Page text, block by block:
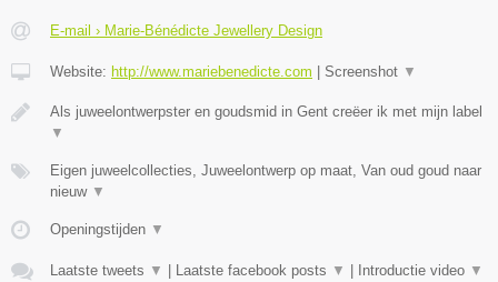
E-mail › Marie-Bénédicte Jewellery Design
Website: http://www.mariebenedicte.com Screenshot ▼
Als juweelontwerpster en goudsmid in Gent creëer ik met mijn label
▼
Eigen juweelcollecties, Juweelontwerp op maat, Van oud goud naar
nieuw ▼
Openingstijden ▼
Laatste tweets ▼ Laatste facebook posts ▼ Introductie video ▼